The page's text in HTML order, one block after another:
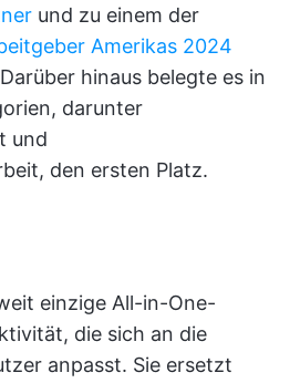
und zu einem der
Amerikas 2024
hinaus belegte es in
darunter
und
den ersten Platz.
einzige All-in-One-
die sich an die
anpasst. Sie ersetzt